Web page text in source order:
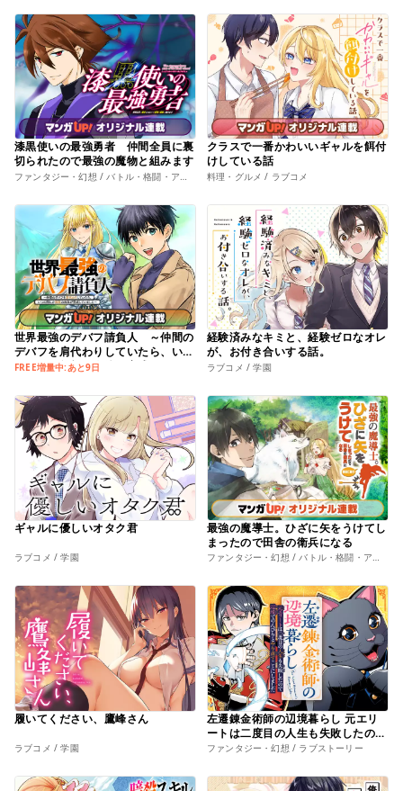
漆黒使いの最強勇者 仲間全員に裏
切られたので最強の魔物と組みます
ファンタジー・幻想 / バトル・格闘・アクション
クラスで一番かわいいギャルを餌付
けしている話
料理・グルメ / ラブコメ
世界最強のデバフ請負人 ～仲間の
デバフを肩代わりしていたら、いつ
の間にか無敵の肉体が完成していま
FREE増量中:あと9日
経験済みなキミと、経験ゼロなオレ
が、お付き合いする話。
ラブコメ / 学園
ギャルに優しいオタク君
ラブコメ / 学園
最強の魔導士。ひざに矢をうけてし
まったので田舎の衛兵になる
ファンタジー・幻想 / バトル・格闘・アクション
履いてください、鷹峰さん
ラブコメ / 学園
左遷錬金術師の辺境暮らし 元エリ
ートは二度目の人生も失敗したので
辺境でのんびりとやり直すことにし
ファンタジー・幻想 / ラブストーリー